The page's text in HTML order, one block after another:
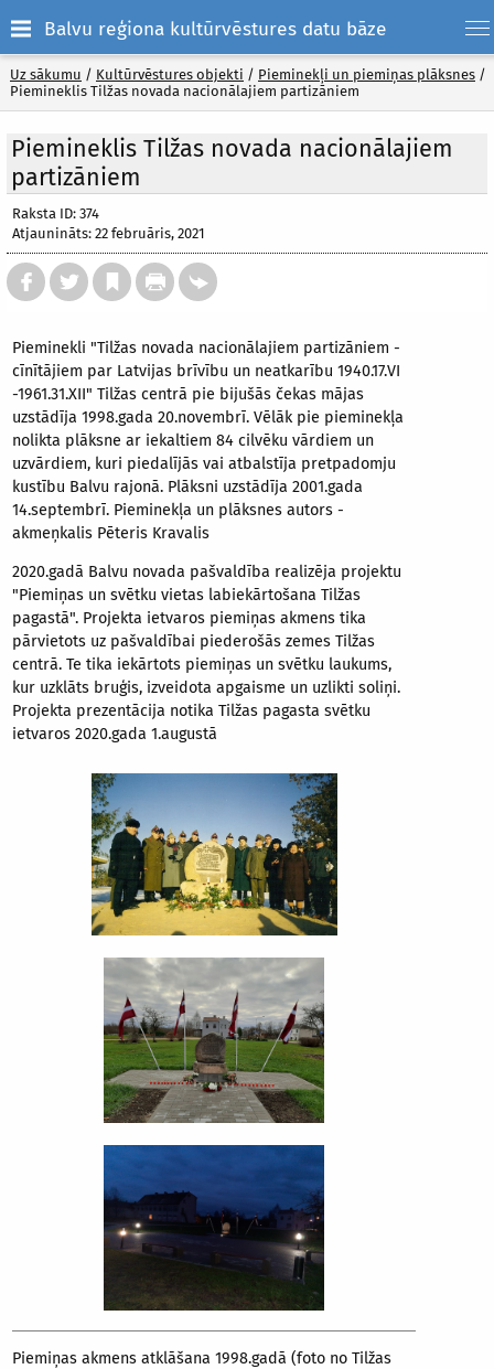
Balvu reģiona kultūrvēstures datu bāze
Uz sākumu / Kultūrvēstures objekti / Pieminekļi un piemiņas plāksnes /
Piemineklis Tilžas novada nacionālajiem partizāniem
Piemineklis Tilžas novada nacionālajiem
partizāniem
Raksta ID: 374
Atjaunināts: 22 februāris, 2021
Pieminekli "Tilžas novada nacionālajiem partizāniem -
cīnītājiem par Latvijas brīvību un neatkarību 1940.17.VI
-1961.31.XII" Tilžas centrā pie bijušās čekas mājas
uzstādīja 1998.gada 20.novembrī. Vēlāk pie pieminekļa
nolikta plāksne ar iekaltiem 84 cilvēku vārdiem un
uzvārdiem, kuri piedalījās vai atbalstīja pretpadomju
kustību Balvu rajonā. Plāksni uzstādīja 2001.gada
14.septembrī. Pieminekļa un plāksnes autors -
akmeņkalis Pēteris Kravalis
2020.gadā Balvu novada pašvaldība realizēja projektu
"Piemiņas un svētku vietas labiekārtošana Tilžas
pagastā". Projekta ietvaros piemiņas akmens tika
pārvietots uz pašvaldībai piederošās zemes Tilžas
centrā. Te tika iekārtots piemiņas un svētku laukums,
kur uzklāts bruģis, izveidota apgaisme un uzlikti soliņi.
Projekta prezentācija notika Tilžas pagasta svētku
ietvaros 2020.gada 1.augustā
Piemiņas akmens atklāšana 1998.gadā (foto no Tilžas